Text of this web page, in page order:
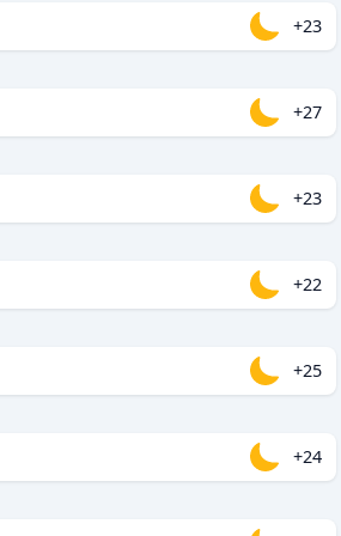
+23
+27
+23
+22
+25
+24